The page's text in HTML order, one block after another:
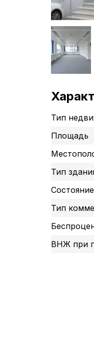
Тип
Площадь
Тип
Состояние
Тип
ВНЖ при